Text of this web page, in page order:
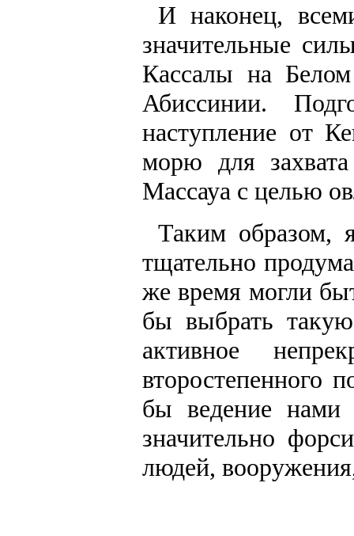
И наконец,
значительные
Кассалы на
Абиссинии.
наступление от
морю для
Массауа с целью
Таким образом,
тщательно
же время могли
бы выбрать
активное
второстепенного
бы ведение
значительно
людей,